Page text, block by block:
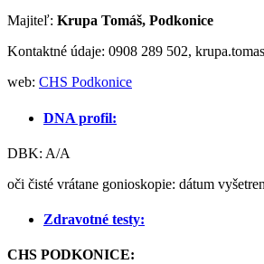
Majiteľ: Krupa Tomáš, Podkonice
Kontaktné údaje: 0908 289 502,
web: CHS Podkonice
DNA profil:
DBK: A/A
oči čisté vrátane gonioskopie: dátum
Zdravotné testy:
CHS PODKONICE: